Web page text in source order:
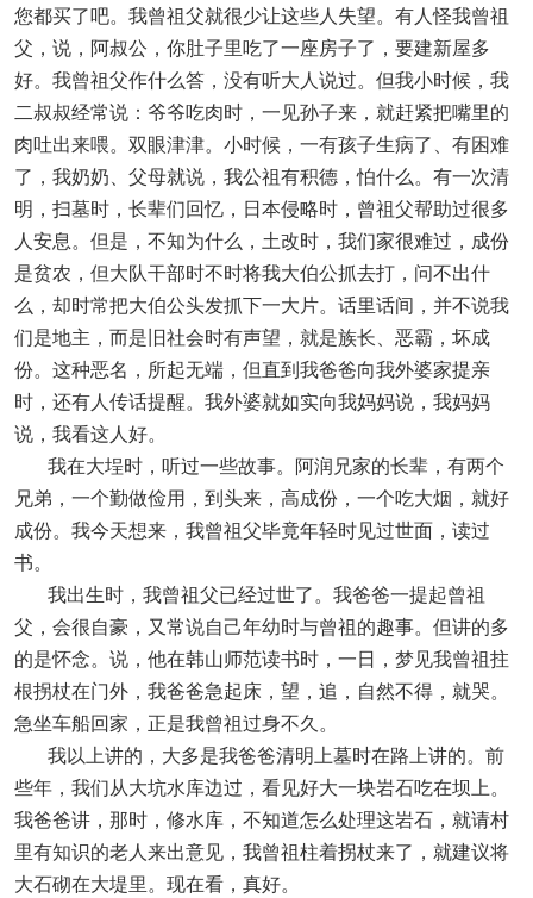
您都买了吧。我曾祖父就很少让这些人失望。有人怪我曾祖
父，说，阿叔公，你肚子里吃了一座房子了，要建新屋多
好。我曾祖父作什么答，没有听大人说过。但我小时候，我
二叔叔经常说：爷爷吃肉时，一见孙子来，就赶紧把嘴里的
肉吐出来喂。双眼津津。小时候，一有孩子生病了、有困难
了，我奶奶、父母就说，我公祖有积德，怕什么。有一次清
明，扫墓时，长辈们回忆，日本侵略时，曾祖父帮助过很多
人安息。但是，不知为什么，土改时，我们家很难过，成份
是贫农，但大队干部时不时将我大伯公抓去打，问不出什
么，却时常把大伯公头发抓下一大片。话里话间，并不说我
们是地主，而是旧社会时有声望，就是族长、恶霸，坏成
份。这种恶名，所起无端，但直到我爸爸向我外婆家提亲
时，还有人传话提醒。我外婆就如实向我妈妈说，我妈妈
说，我看这人好。
我在大埕时，听过一些故事。阿润兄家的长辈，有两个
兄弟，一个勤做俭用，到头来，高成份，一个吃大烟，就好
成份。我今天想来，我曾祖父毕竟年轻时见过世面，读过
书。
我出生时，我曾祖父已经过世了。我爸爸一提起曾祖
父，会很自豪，又常说自己年幼时与曾祖的趣事。但讲的多
的是怀念。说，他在韩山师范读书时，一日，梦见我曾祖拄
根拐杖在门外，我爸爸急起床，望，追，自然不得，就哭。
急坐车船回家，正是我曾祖过身不久。
我以上讲的，大多是我爸爸清明上墓时在路上讲的。前
些年，我们从大坑水库边过，看见好大一块岩石吃在坝上。
我爸爸讲，那时，修水库，不知道怎么处理这岩石，就请村
里有知识的老人来出意见，我曾祖柱着拐杖来了，就建议将
大石砌在大堤里。现在看，真好。